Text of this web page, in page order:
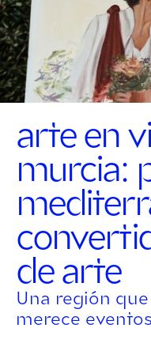
arte en
murcia:
de arte
Una región
merece